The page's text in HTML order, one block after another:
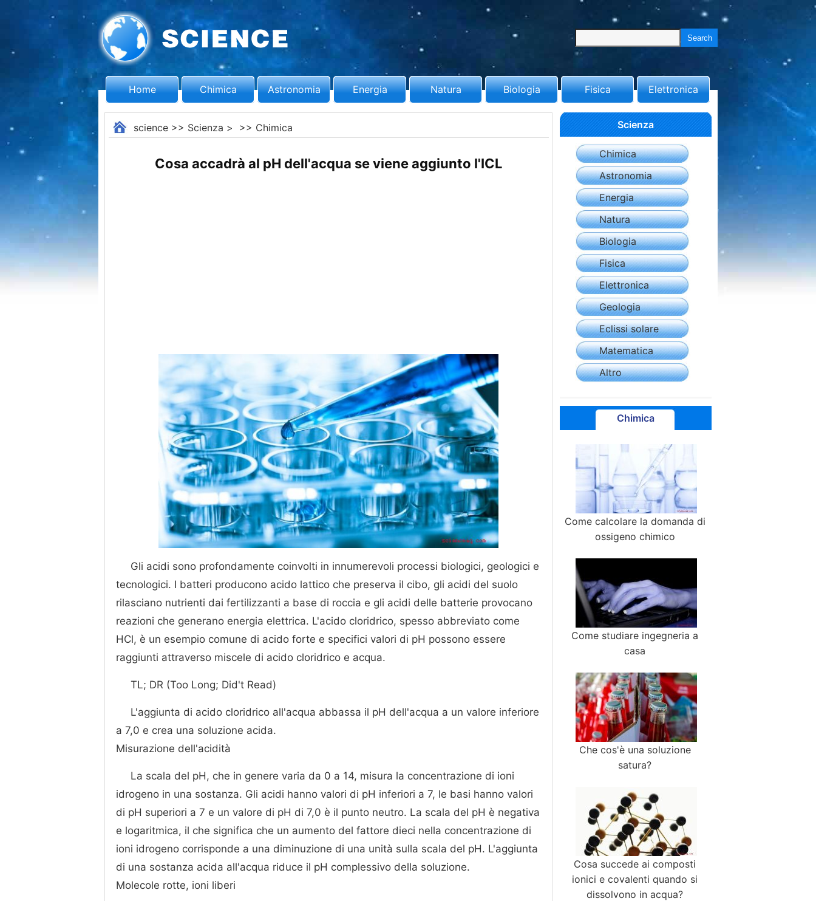
Home Chimica Astronomia Energia Natura Biologia Fisica Elettronica
science>> Scienza > >> Chimica
Cosa accadrà al pH dell'acqua se viene aggiunto l'ICL
Gli acidi sono profondamente coinvolti in innumerevoli processi biologici, geologici e
tecnologici. I batteri producono acido lattico che preserva il cibo, gli acidi del suolo
rilasciano nutrienti dai fertilizzanti a base di roccia e gli acidi delle batterie provocano
reazioni che generano energia elettrica. L'acido cloridrico, spesso abbreviato come
HCl, è un esempio comune di acido forte e specifici valori di pH possono essere
raggiunti attraverso miscele di acido cloridrico e acqua.
TL; DR (Too Long; Did't Read)
L'aggiunta di acido cloridrico all'acqua abbassa il pH dell'acqua a un valore inferiore
a 7,0 e crea una soluzione acida.
Misurazione dell'acidità
La scala del pH, che in genere varia da 0 a 14, misura la concentrazione di ioni
idrogeno in una sostanza. Gli acidi hanno valori di pH inferiori a 7, le basi hanno valori
di pH superiori a 7 e un valore di pH di 7,0 è il punto neutro. La scala del pH è negativa
e logaritmica, il che significa che un aumento del fattore dieci nella concentrazione di
ioni idrogeno corrisponde a una diminuzione di una unità sulla scala del pH. L'aggiunta
di una sostanza acida all'acqua riduce il pH complessivo della soluzione.
Molecole rotte, ioni liberi
Scienza
Chimica
Astronomia
Energia
Natura
Biologia
Fisica
Elettronica
Geologia
Eclissi solare
Matematica
Altro
Chimica
Come calcolare la domanda di
ossigeno chimico
Come studiare ingegneria a
casa
Che cos'è una soluzione
satura?
Cosa succede ai composti
ionici e covalenti quando si
dissolvono in acqua?